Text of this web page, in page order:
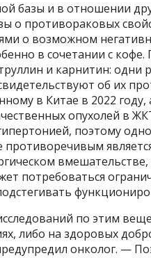
базы и в отношении
о противораковых
о возможном
в сочетании с
и карнитин: одни
об их
в Китае в 2022
опухолей в
поэтому
вмешательстве,
потребоваться
по этим
либо на здоровых
онколог. —